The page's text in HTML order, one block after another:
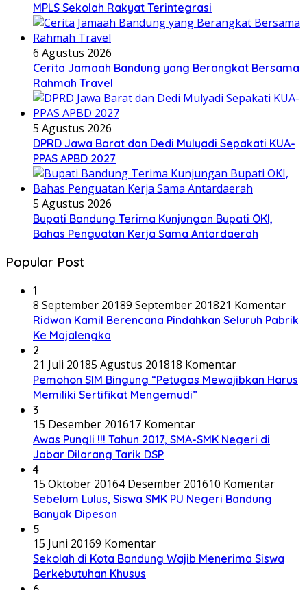
MPLS Sekolah Rakyat Terintegrasi
6 Agustus 2026
Cerita Jamaah Bandung yang Berangkat Bersama
Rahmah Travel
5 Agustus 2026
DPRD Jawa Barat dan Dedi Mulyadi Sepakati KUA-
PPAS APBD 2027
5 Agustus 2026
Bupati Bandung Terima Kunjungan Bupati OKI,
Bahas Penguatan Kerja Sama Antardaerah
Popular Post
1
8 September 20189 September 201821 Komentar
Ridwan Kamil Berencana Pindahkan Seluruh Pabrik
Ke Majalengka
2
21 Juli 20185 Agustus 201818 Komentar
Pemohon SIM Bingung “Petugas Mewajibkan Harus
Memiliki Sertifikat Mengemudi”
3
15 Desember 201617 Komentar
Awas Pungli !!! Tahun 2017, SMA-SMK Negeri di
Jabar Dilarang Tarik DSP
4
15 Oktober 20164 Desember 201610 Komentar
Sebelum Lulus, Siswa SMK PU Negeri Bandung
Banyak Dipesan
5
15 Juni 20169 Komentar
Sekolah di Kota Bandung Wajib Menerima Siswa
Berkebutuhan Khusus